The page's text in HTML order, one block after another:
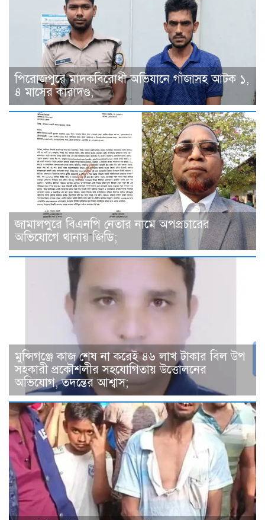
পিরোজপুরে মাদকবিরোধী অভিযানে গাঁজাসহ আটক ১,
৪ মাসের কারাদণ্ড;
জামালপুরে বিএনপি নেতার নামে অপপ্রচারের
অভিযোগে থানায় জিডি;
মুন্সিগঞ্জে কাজ শেষ না করেই ৪৬ লাখ টাকার বিল উপ
সহকারী প্রকৌশলীর সহযোগিতায় উত্তোলনের
অভিযোগ, তদন্তের আশ্বাস;